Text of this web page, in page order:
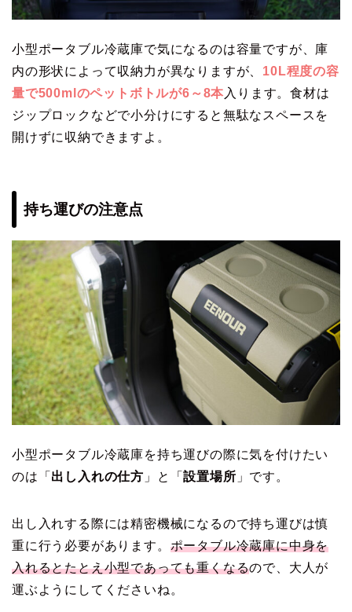
小型ポータブル冷蔵庫で気になるのは容量ですが、庫
内の形状によって収納力が異なりますが、 10L程度の容
量で500mlのペットボトルが6～8本 入ります。食材は
ジップロックなどで小分けにすると無駄なスペースを
開けずに収納できますよ。
持ち運びの注意点
小型ポータブル冷蔵庫を持ち運びの際に気を付けたい
のは「 出し入れの仕方 」と「設置場所 」です。
出し入れする際には精密機械になるので持ち運びは慎
重に行う必要があります。 ポータブル冷蔵庫に中身を
入れるとたとえ小型であっても重くなるので、大人が
運ぶようにしてくださいね。